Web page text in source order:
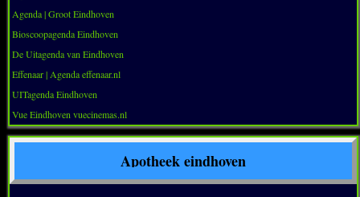
Agenda | Groot Eindhoven
Bioscoopagenda Eindhoven
De Uitagenda van Eindhoven
Effenaar | Agenda effenaar.nl
UITagenda Eindhoven
Vue Eindhoven vuecinemas.nl
Apotheek eindhoven